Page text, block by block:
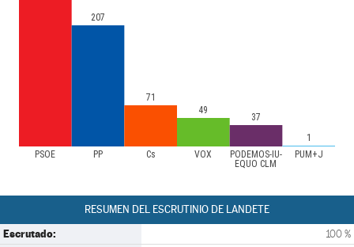
PSOE PP Cs VOX
PODEMOS-IU-
EQUO CLM
PUM+J
207
71
49
37
1
RESUMEN DEL ESCRUTINIO DE LANDETE
Escrutado: 100 %